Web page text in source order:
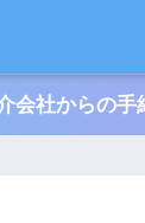
会社からの